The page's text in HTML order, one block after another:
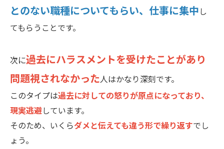
とのない職種についてもらい、仕事に集中し
てもらうことです。
次に過去にハラスメントを受けたことがあり
問題視されなかった人はかなり深刻です。
このタイプは過去に対しての怒りが原点になっており、
現実逃避しています。
そのため、いくらダメと伝えても違う形で繰り返すでし
ょう。